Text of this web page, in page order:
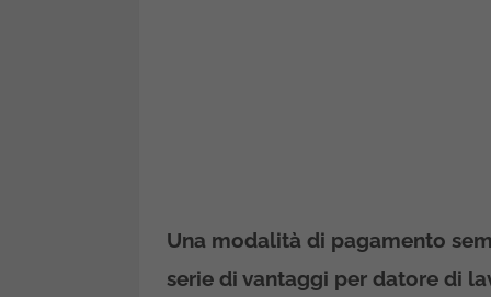
Una modalità di pagamento
serie di vantaggi per datore di